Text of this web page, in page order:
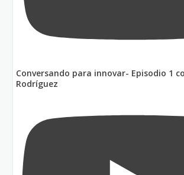
Conversando para innovar- Episodio 1
Rodríguez